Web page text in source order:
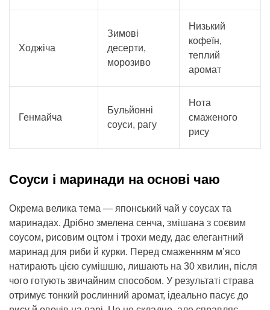
Ходжіча
Зимові
десерти,
морозиво
Низький
кофеїн,
теплий
аромат
Генмайча
Бульйонні
соуси, рагу
Нота
смаженого
рису
Соуси і маринади на основі чаю
Окрема велика тема — японський чай у соусах та
маринадах. Дрібно змелена сенча, змішана з соєвим
соусом, рисовим оцтом і трохи меду, дає елегантний
маринад для риби й курки. Перед смаженням м’ясо
натирають цією сумішшю, лишають на 30 хвилин, після
чого готують звичайним способом. У результаті страва
отримує тонкий рослинний аромат, ідеально пасує до